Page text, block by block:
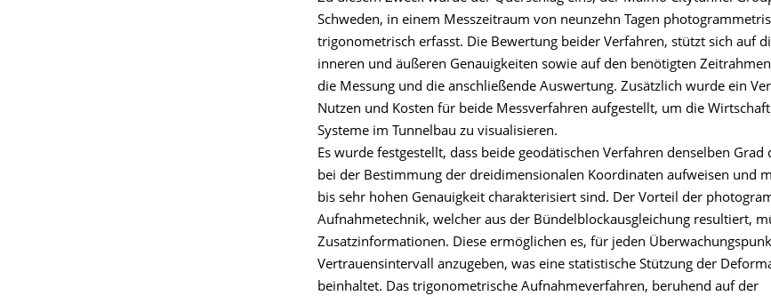
Schweden, in einem Messzeitraum von neunzehn Tagen
trigonometrisch erfasst. Die Bewertung beider Verfahren, stützt sich auf
inneren und äußeren Genauigkeiten sowie auf den benötigten
die Messung und die anschließende Auswertung. Zusätzlich wurde ein
Nutzen und Kosten für beide Messverfahren aufgestellt, um die
Systeme im Tunnelbau zu visualisieren.
Es wurde festgestellt, dass beide geodätischen Verfahren denselben Grad
bei der Bestimmung der dreidimensionalen Koordinaten aufweisen und
bis sehr hohen Genauigkeit charakterisiert sind. Der Vorteil der
Aufnahmetechnik, welcher aus der Bündelblockausgleichung resultiert,
Zusatzinformationen. Diese ermöglichen es, für jeden
Vertrauensintervall anzugeben, was eine statistische Stützung der
beinhaltet. Das trigonometrische Aufnahmeverfahren, beruhend auf der